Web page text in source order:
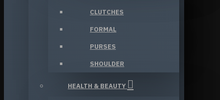
CLUTCHES
FORMAL
PURSES
SHOULDER
HEALTH & BEAUTY